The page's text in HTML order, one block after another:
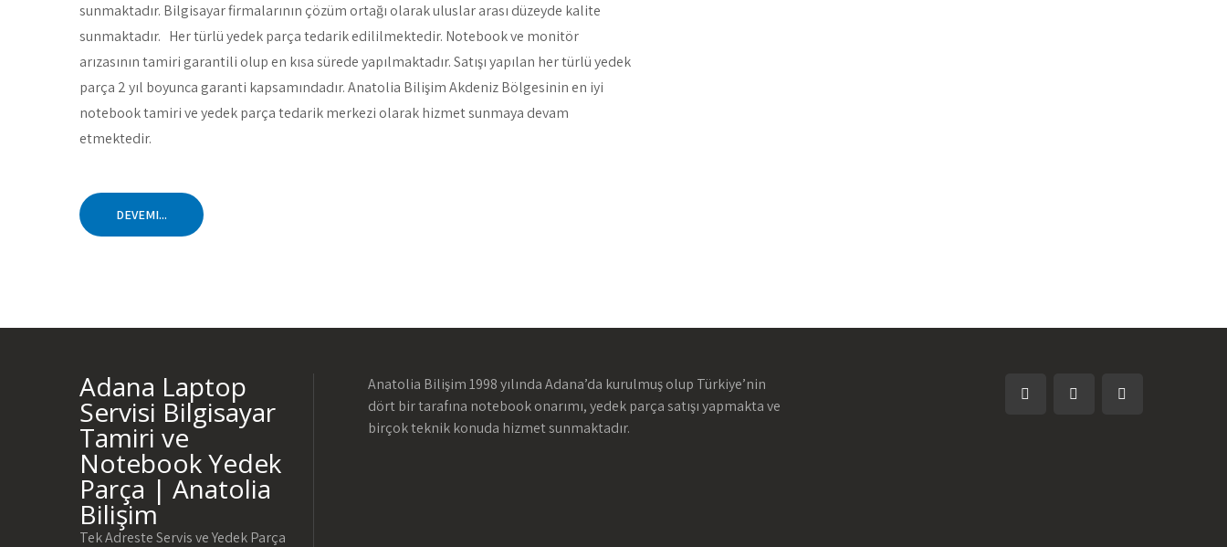
sunmaktadır. Bilgisayar firmalarının çözüm ortağı olarak uluslar arası düzeyde kalite
sunmaktadır. Her türlü yedek parça tedarik edililmektedir. Notebook ve monitör
arızasının tamiri garantili olup en kısa sürede yapılmaktadır. Satışı yapılan her türlü yedek
parça 2 yıl boyunca garanti kapsamındadır. Anatolia Bilişim Akdeniz Bölgesinin en iyi
notebook tamiri ve yedek parça tedarik merkezi olarak hizmet sunmaya devam
etmektedir.
DEVEMI...
Adana Laptop
Servisi Bilgisayar
Tamiri ve
Notebook Yedek
Parça | Anatolia
Bilişim
Tek Adreste Servis ve Yedek Parça
Anatolia Bilişim 1998 yılında Adana’da kurulmuş olup Türkiye’nin
dört bir tarafına notebook onarımı, yedek parça satışı yapmakta ve
birçok teknik konuda hizmet sunmaktadır.